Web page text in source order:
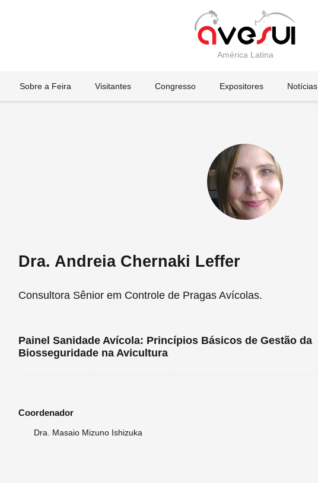
América Latina
Sobre a Feira Visitantes Congresso Expositores Notícias
Dra. Andreia Chernaki Leffer
Consultora Sênior em Controle de Pragas Avícolas.
Painel Sanidade Avícola: Princípios Básicos de Gestão da
Biosseguridade na Avicultura
Coordenador
Dra. Masaio Mizuno Ishizuka